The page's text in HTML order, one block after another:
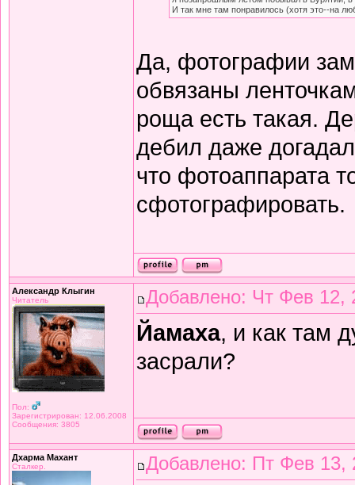
И так мне там понравилось (хотя это--на
Да, фотографии
обвязаны
роща есть такая.
дебил даже
что фотоаппарата
сфотографировать.
Александр Клыгин
Читатель
Пол:
Зарегистрирован: 12.06.2008
Сообщения: 3805
Добавлено: Чт Фев 12,
Йамаха, и как там
засрали?
Дхарма Махант
Сталкер. Добавлено: Пт Фев 13,